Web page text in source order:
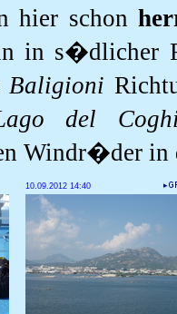
hier schon
in s�dlicher
Baligioni
del
Windr�der in
10.09.2012 14:40